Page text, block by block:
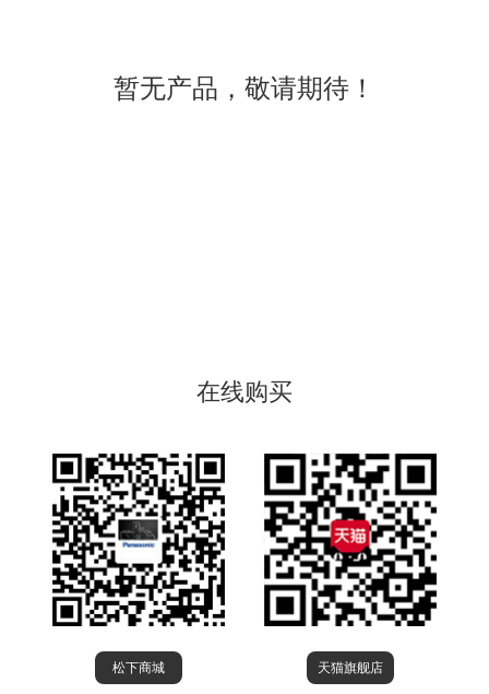
暂无产品，敬请期待！
在线购买
松下商城 天猫旗舰店